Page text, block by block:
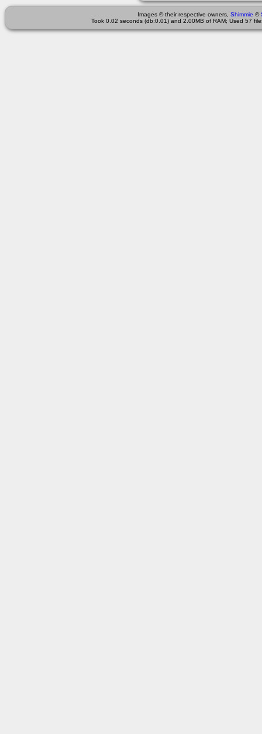
Images © their respective owners, Shimmie ©
Took 0.02 seconds (db:0.01) and 2.00MB of RAM; Used 57